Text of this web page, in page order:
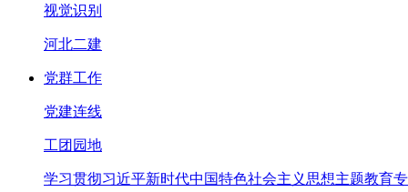
视觉识别
河北二建
党群工作
党建连线
工团园地
学习贯彻习近平新时代中国特色社会主义思想主题教育